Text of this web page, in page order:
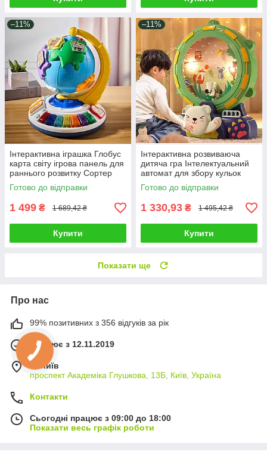
–11%
Інтерактивна іграшка Глобус
карта світу ігрова панель для
раннього розвитку Сортер
цифри ноти мелодії світло
Готово до відправки
1 499 ₴ 1 689,42 ₴
Купити
–11%
Інтерактивна розвиваюча
дитяча гра Інтелектуальний
автомат для збору кульок
електронний пінбол таймер
Готово до відправки
1 330,93 ₴ 1 495,42 ₴
Купити
Показати ще
Про нас
99% позитивних з 356 відгуків за рік
Працює з 12.11.2019
м. Київ
проспект Академіка Глушкова, 13Б, Київ, Україна
Контакти
Сьогодні працює з 09:00 до 18:00
Показати весь графік роботи